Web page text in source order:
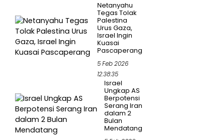
Netanyahu
Tegas Tolak
Palestina
Urus Gaza,
Israel Ingin
Kuasai
Pascaperang
5 Feb 2026
12:38:35
Israel
Ungkap AS
Berpotensi
Serang Iran
dalam 2
Bulan
Mendatang